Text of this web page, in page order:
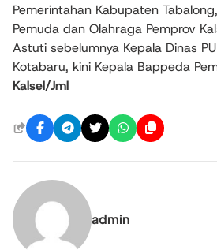
Pemerintahan Kabupaten
Pemuda dan Olahraga Pemprov
Astuti sebelumnya Kepala Dinas
Kotabaru, kini Kepala Bappeda
Kalsel/Jml
admin